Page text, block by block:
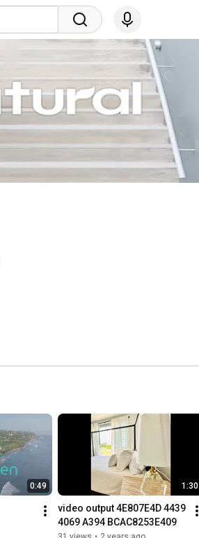
0:49 1:30
video output 4E807E4D 4439
4069 A394 BCAC8253E409